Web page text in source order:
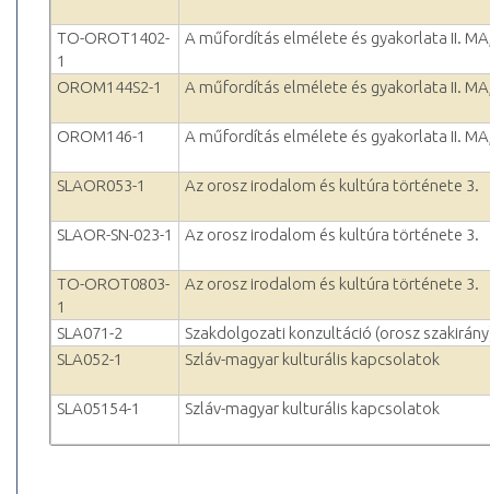
TO-OROT1402-
1
A műfordítás elmélete és gyakorlata II.
OROM144S2-1 A műfordítás elmélete és gyakorlata II.
OROM146-1 A műfordítás elmélete és gyakorlata II.
SLAOR053-1 Az orosz irodalom és kultúra története 3.
SLAOR-SN-023-1 Az orosz irodalom és kultúra története 3.
TO-OROT0803-
1
Az orosz irodalom és kultúra története 3.
SLA071-2
Szakdolgozati konzultáció (orosz
SLA052-1
Szláv-magyar kulturális kapcsolatok
SLA05154-1 Szláv-magyar kulturális kapcsolatok